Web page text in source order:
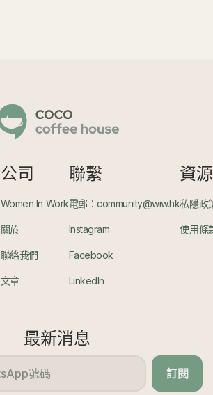
公司
Women In Work
關於
聯絡我們
文章
聯繫
電郵：community@wiw.hk
Instagram
Facebook
LinkedIn
資源
私隱政
使用條
最新消息
訂閱